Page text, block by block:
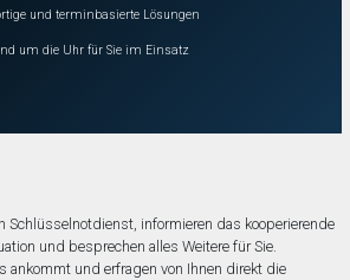
und terminbasierte Lösungen
um die Uhr für Sie im Einsatz
Schlüsselnotdienst, informieren das kooperierende
und besprechen alles Weitere für Sie.
ankommt und erfragen von Ihnen direkt die